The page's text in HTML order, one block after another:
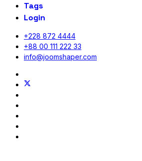
Tags
Login
+228 872 4444
+88 00 111 222 33
info@joomshaper.com